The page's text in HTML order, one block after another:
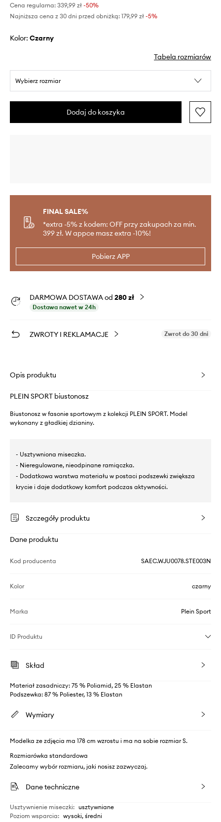
Cena regularna: 339,99 zł -50%
Najniższa cena z 30 dni przed obniżką: 179,99 zł -5%
Kolor: czarny
Tabela rozmiarów
Wybierz rozmiar
Dodaj do koszyka
FINAL SALE%
*extra -5% z kodem: OFF przy zakupach za min.
399 zł. W appce masz extra -10%!
Pobierz APP
DARMOWA DOSTAWA od 280 zł
Dostawa nawet w 24h
ZWROTY I REKLAMACJE Zwrot do 30 dni
Opis produktu
PLEIN SPORT biustonosz
Biustonosz w fasonie sportowym z kolekcji PLEIN SPORT. Model
wykonany z gładkiej dzianiny.
- Usztywniona miseczka.
- Nieregulowane, nieodpinane ramiączka.
- Dodatkowa warstwa materiału w postaci podszewki zwiększa
krycie i daje dodatkowy komfort podczas aktywności.
Szczegóły produktu
Dane produktu
Kod producenta SAEC.WJU0078.STE003N
Kolor czarny
Marka Plein Sport
ID Produktu
Skład
Materiał zasadniczy: 75 % Poliamid, 25 % Elastan
Podszewka: 87 % Poliester, 13 % Elastan
Wymiary
Modelka ze zdjęcia ma 178 cm wzrostu i ma na sobie rozmiar S.
Rozmiarówka standardowa
Zalecamy wybór rozmiaru, jaki nosisz zazwyczaj.
Dane techniczne
Usztywnienie miseczki: usztywniane
Poziom wsparcia: wysoki, średni